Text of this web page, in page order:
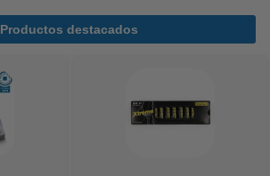
Productos destacados